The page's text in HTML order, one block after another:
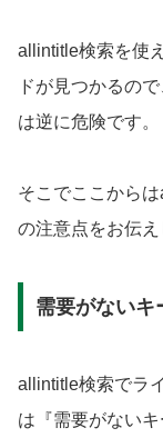
allintitle検索を使
ドが見つかるの
は逆に危険です。
そこでここから
の注意点をお伝え
需要がないキ
allintitle検索でラ
は『需要がない